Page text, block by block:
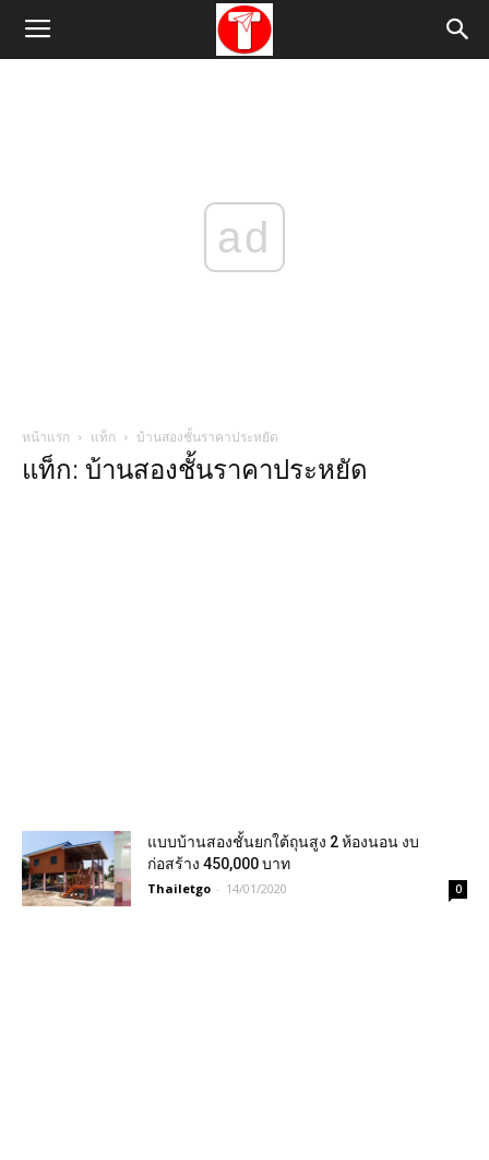
ad
หน้าแรก แท็ก บ้านสองชั้นราคาประหยัด
แท็ก: บ้านสองชั้นราคาประหยัด
แบบบ้านสองชั้นยกใต้ถุนสูง 2 ห้องนอน งบ
ก่อสร้าง 450,000 บาท
Thailetgo - 14/01/2020 0